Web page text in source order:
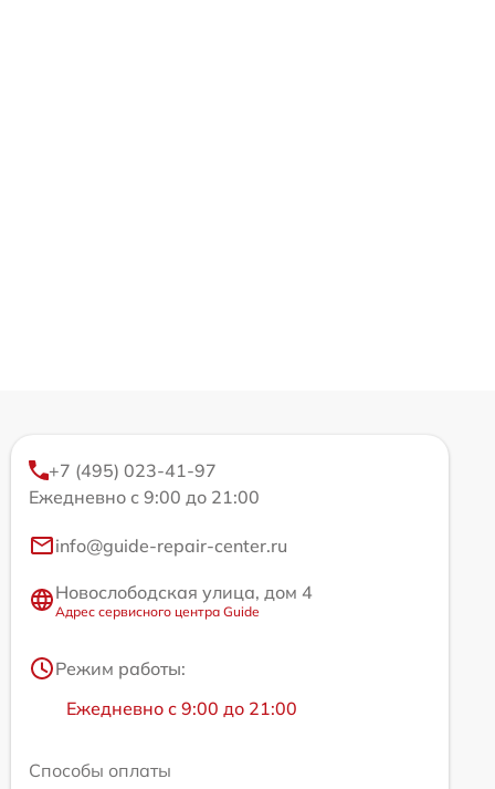
+7 (495) 023-41-97
Ежедневно с 9:00 до 21:00
info@guide-repair-center.ru
Новослободская улица, дом 4
Адрес сервисного центра Guide
Режим работы:
Ежедневно с 9:00 до 21:00
Способы оплаты